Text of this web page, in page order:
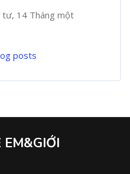
tư, 14 Tháng một
posts
EM&GIỚI